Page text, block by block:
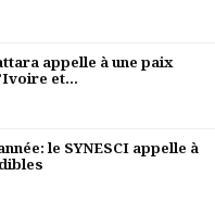
appelle à une paix
et...
le SYNESCI appelle à